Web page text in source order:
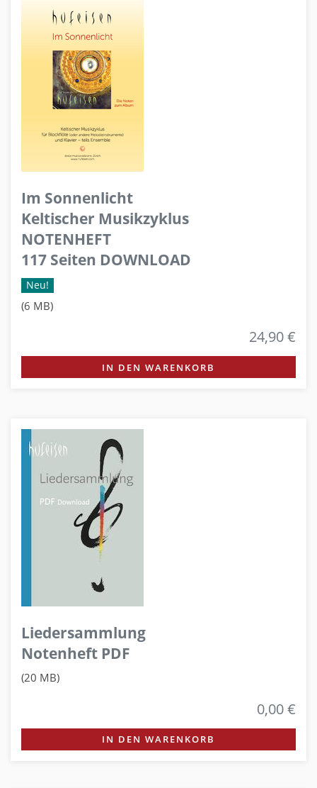
Im Sonnenlicht
Keltischer Musikzyklus
NOTENHEFT
117 Seiten DOWNLOAD
Neu!
(6 MB)
24,90 €
IN DEN WARENKORB
Liedersammlung
Notenheft PDF
(20 MB)
0,00 €
IN DEN WARENKORB